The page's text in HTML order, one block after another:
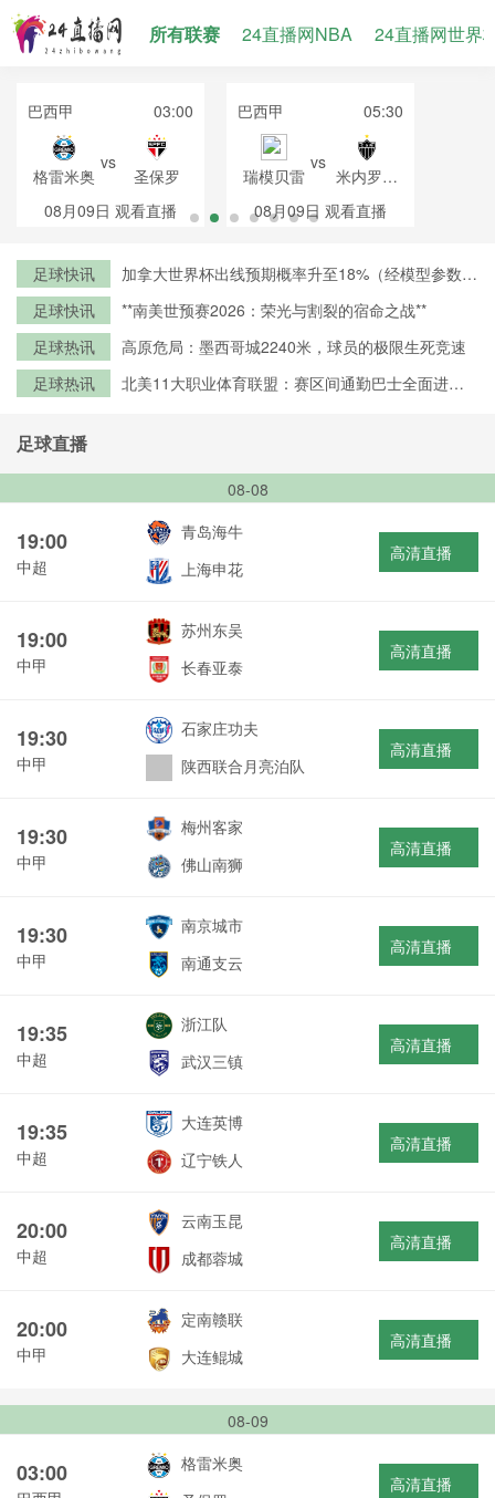
所有联赛 24直播网NBA 24直播网世界
巴西甲 03:00
格雷米奥
vs
圣保罗
08月09日 观看直播
巴西甲 05:30
瑞模贝雷
vs
米内罗竞
技
08月09日 观看直播
足球快讯
加拿大世界杯出线预期概率升至18%（经模型参数修
足球快讯
**南美世预赛2026：荣光与割裂的宿命之战**
足球热讯
高原危局：墨西哥城2240米，球员的极限生死竞速
足球热讯
北美11大职业体育联盟：赛区间通勤巴士全面进入
足球直播
08-08
19:00
中超
青岛海牛
上海申花
高清直播
19:00
中甲
苏州东吴
长春亚泰
高清直播
19:30
中甲
石家庄功夫
陕西联合月亮泊队
高清直播
19:30
中甲
梅州客家
佛山南狮
高清直播
19:30
中甲
南京城市
南通支云
高清直播
19:35
中超
浙江队
武汉三镇
高清直播
19:35
中超
大连英博
辽宁铁人
高清直播
20:00
中超
云南玉昆
成都蓉城
高清直播
20:00
中甲
定南赣联
大连鲲城
高清直播
08-09
03:00
格雷米奥
高清直播